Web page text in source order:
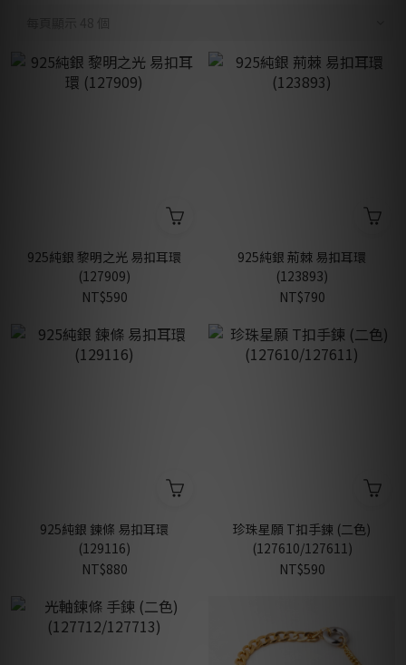
925純銀 黎明之光 易扣耳環
(127909)
NT$590
925純銀 荊棘 易扣耳環
(123893)
NT$790
925純銀 鍊條 易扣耳環
(129116)
NT$880
珍珠星願 T扣手鍊 (二色)
(127610/127611)
NT$590